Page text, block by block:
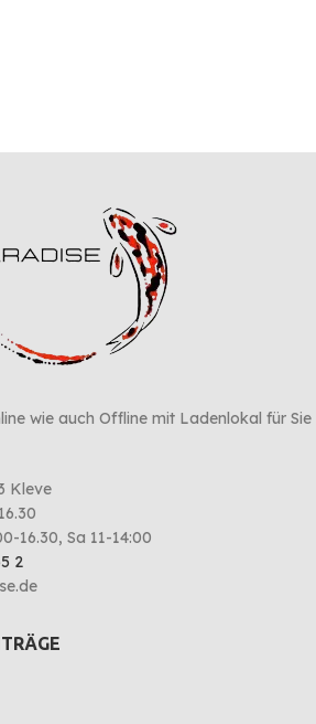
wie auch Offline mit Ladenlokal für Sie
Kleve
16.30, Sa 11-14:00
2